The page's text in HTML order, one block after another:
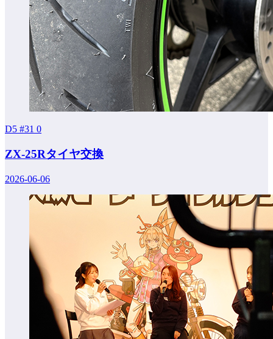
D5 #31 0
ZX-25Rタイヤ交換
2026-06-06